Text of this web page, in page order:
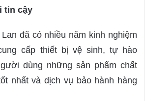
tin cậy
đã có nhiều năm kinh nghiệm
cấp thiết bị vệ sinh, tự hào
dùng những sản phẩm chất
nhất và dịch vụ bảo hành hàng